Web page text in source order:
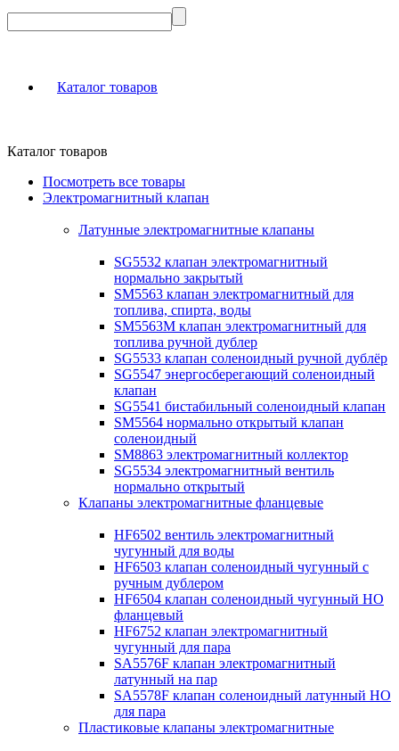
Каталог товаров
Каталог товаров
Посмотреть все товары
Электромагнитный клапан
Латунные электромагнитные клапаны
SG5532 клапан электромагнитный
нормально закрытый
SM5563 клапан электромагнитный для
топлива, спирта, воды
SM5563M клапан электромагнитный для
топлива ручной дублер
SG5533 клапан соленоидный ручной дублёр
SG5547 энергосберегающий соленоидный
клапан
SG5541 бистабильный соленоидный клапан
SM5564 нормально открытый клапан
соленоидный
SM8863 электромагнитный коллектор
SG5534 электромагнитный вентиль
нормально открытый
Клапаны электромагнитные фланцевые
HF6502 вентиль электромагнитный
чугунный для воды
HF6503 клапан соленоидный чугунный с
ручным дублером
HF6504 клапан соленоидный чугунный НО
фланцевый
HF6752 клапан электромагнитный
чугунный для пара
SA5576F клапан электромагнитный
латунный на пар
SA5578F клапан соленоидный латунный НО
для пара
Пластиковые клапаны электромагнитные